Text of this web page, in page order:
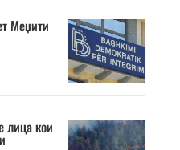
Меџити
лица кои